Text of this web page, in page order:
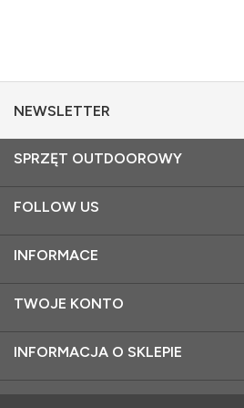
NEWSLETTER
SPRZĘT OUTDOOROWY
FOLLOW US
INFORMACE
TWOJE KONTO
INFORMACJA O SKLEPIE